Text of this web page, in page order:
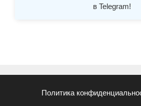
в Telegram!
Политика